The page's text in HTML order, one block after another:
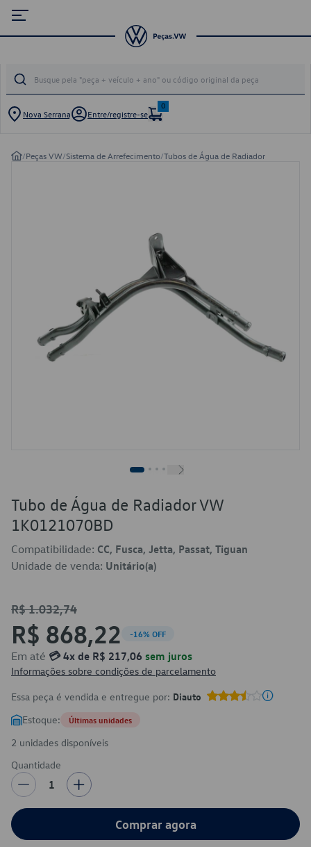
Nova Serrana Entre/registre-se
0
/Peças VW/Sistema de Arrefecimento/Tubos de Água de Radiador
Tubo de Água de Radiador VW
1K0121070BD
Compatibilidade: CC, Fusca, Jetta, Passat, Tiguan
Unidade de venda: Unitário(a)
R$ 1.032,74
R$ 868,22 -16% OFF
Em até 💳 4x de R$ 217,06 sem juros
Informações sobre condições de parcelamento
Essa peça é vendida e entregue por: Diauto
Estoque: Últimas unidades
2 unidades disponíveis
Quantidade
1
Comprar agora